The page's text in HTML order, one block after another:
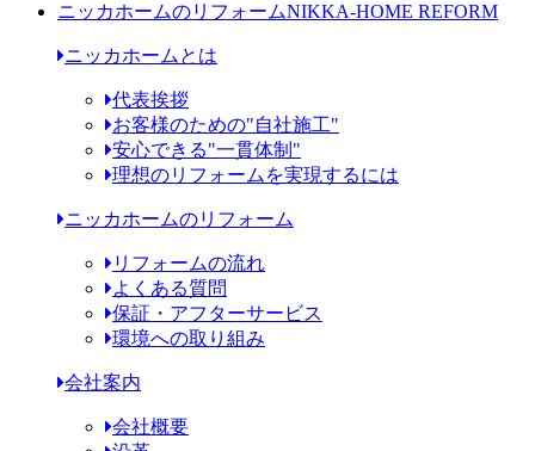
ニッカホームのリフォームNIKKA-HOME REFORM
ニッカホームとは
代表挨拶
お客様のための"自社施工"
安心できる"一貫体制"
理想のリフォームを実現するには
ニッカホームのリフォーム
リフォームの流れ
よくある質問
保証・アフターサービス
環境への取り組み
会社案内
会社概要